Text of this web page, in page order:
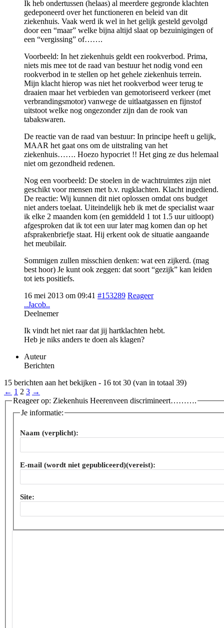
Ik heb ondertussen (helaas) al meerdere gegronde klachten
gedeponeerd over het functioneren en beleid van dit
ziekenhuis. Vaak werd ik wel in het gelijk gesteld gevolgd
door een “maar” welke bijna altijd slaat op bezuinigingen of
een “vergissing” of…….
Voorbeeld: In het ziekenhuis geldt een rookverbod. Prima,
niets mis mee tot de raad van bestuur het nodig vond een
rookverbod in te stellen op het gehele ziekenhuis terrein.
Mijn klacht hierop was niet het rookverbod weer terug te
draaien maar het verbieden van gemotoriseerd verkeer (met
verbrandingsmotor) vanwege de uitlaatgassen en fijnstof
uitstoot welke nog ongezonder zijn dan de rook van
tabakswaren.
De reactie van de raad van bestuur: In principe heeft u gelijk,
MAAR het gaat ons om de uitstraling van het
ziekenhuis……. Hoezo hypocriet !! Het ging ze dus helemaal
niet om gezondheid redenen.
Nog een voorbeeld: De stoelen in de wachtruimtes zijn niet
geschikt voor mensen met b.v. rugklachten. Klacht ingediend.
De reactie: Wij kunnen dit niet oplossen omdat ons budget
niet anders toelaat. Uiteindelijk heb ik met de specialist waar
ik elke 2 maanden kom (en gemiddeld 1 tot 1.5 uur uitloopt)
afgesproken dat ik tot een uur later mag komen dan op het
afsprakenbriefje staat. Hij erkent ook de situatie aangaande
het meubilair.
Sommigen zullen misschien denken: wat een zijkerd. (mag
best hoor) Je kunt ook zeggen: dat soort “gezijk” kan leiden
tot iets positiefs.
16 mei 2013 om 09:41 #153289 Reageer
..Jacob..
Deelnemer
Ik vindt het niet raar dat jij hartklachten hebt.
Heb je niks anders te doen als klagen?
Auteur
Berichten
15 berichten aan het bekijken - 16 tot 30 (van in totaal 39)
← 1 2 3 →
Reageer op: Ziekenhuis Heerenveen discrimineert……….
Je informatie:
Naam (verplicht):
E-mail (wordt niet gepubliceerd)(vereist):
Site: